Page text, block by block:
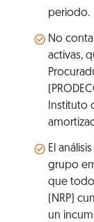
periodo.
No
activas,
Instituto
El
grupo
que
(NRP)
un